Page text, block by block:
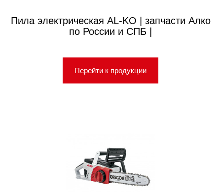
Пила электрическая AL-KO | запчасти Алко
по России и СПБ |
Перейти к продукции